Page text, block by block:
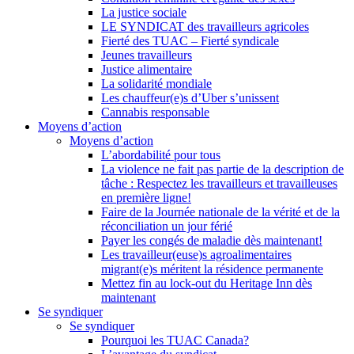
La justice sociale
LE SYNDICAT des travailleurs agricoles
Fierté des TUAC – Fierté syndicale
Jeunes travailleurs
Justice alimentaire
La solidarité mondiale
Les chauffeur(e)s d’Uber s’unissent
Cannabis responsable
Moyens d’action
Moyens d’action
L’abordabilité pour tous
La violence ne fait pas partie de la description de
tâche : Respectez les travailleurs et travailleuses
en première ligne!
Faire de la Journée nationale de la vérité et de la
réconciliation un jour férié
Payer les congés de maladie dès maintenant!
Les travailleur(euse)s agroalimentaires
migrant(e)s méritent la résidence permanente
Mettez fin au lock-out du Heritage Inn dès
maintenant
Se syndiquer
Se syndiquer
Pourquoi les TUAC Canada?